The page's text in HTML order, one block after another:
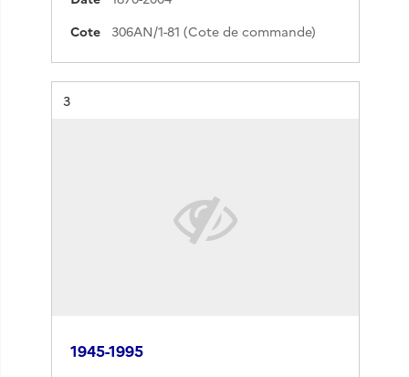
Cote
306AN/1-81 (Cote de commande)
Résultat n°
3
1945-1995